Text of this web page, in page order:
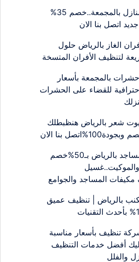
شركة تنظيف منازل بالمجمعة..خصم 35%
اتصل بنا الان
الغاز بالرياض حلول
بالمجمعة بأسعار
للقضاء على الحشرات
شعر بالرياض هنظبطلك
شركة تنظيف مساجد بالرياض بـ50%خصم
مكيفات المساجد والجوامع
بالرياض | تنظيف عميق
تنظيف بأسعار مناسبة
أفضل خدمات التنظيف
والفلل